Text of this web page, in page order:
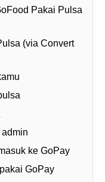
Pakai Pulsa
(via Convert
ke GoPay
GoPay